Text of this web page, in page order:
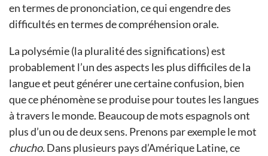
en termes de prononciation, ce qui engendre des
difficultés en termes de compréhension orale.
La polysémie (la pluralité des significations) est
probablement l’un des aspects les plus difficiles de la
langue et peut générer une certaine confusion, bien
que ce phénomène se produise pour toutes les langues
à travers le monde. Beaucoup de mots espagnols ont
plus d’un ou de deux sens. Prenons par exemple le mot
chucho. Dans plusieurs pays d’Amérique Latine, ce